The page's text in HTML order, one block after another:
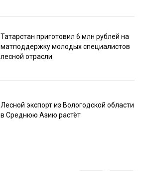
Татарстан приготовил 6 млн рублей на
матподдержку молодых специалистов
лесной отрасли
Лесной экспорт из Вологодской области
в Среднюю Азию растёт